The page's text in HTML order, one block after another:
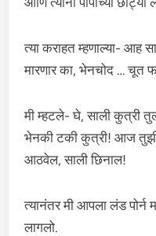
त्या कराहत म्हणाल्या- आह
मारणार का, भेनचोद … चूत
मी म्हटले- घे, साली कुत्री
भेनकी टकी कुत्री! आज
आठवेल, साली छिनाल!
त्यानंतर मी आपला लंड
लागलो.